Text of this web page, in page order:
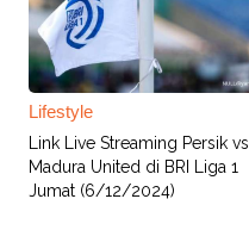
Lifestyle
Link Live Streaming Persik vs
Madura United di BRI Liga 1
Jumat (6/12/2024)